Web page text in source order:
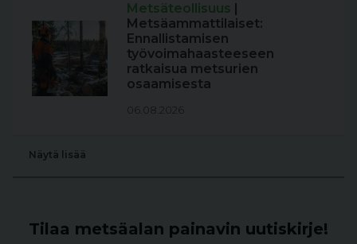
Metsäteollisuus |
Metsäammattilaiset:
Ennallistamisen
työvoimahaasteeseen
ratkaisua metsurien
osaamisesta
06.08.2026
Näytä lisää
Tilaa metsäalan painavin uutiskirje!